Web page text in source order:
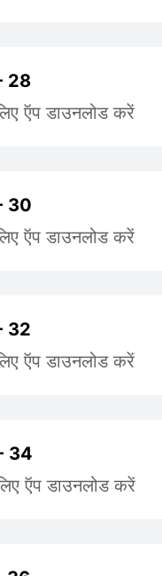
28
ऍप डाउनलोड करें
30
ऍप डाउनलोड करें
32
ऍप डाउनलोड करें
34
ऍप डाउनलोड करें